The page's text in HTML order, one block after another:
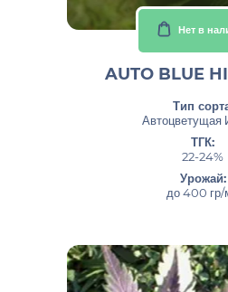
Нет в
AUTO BLUE
Тип
Автоцветущая
ТГК:
22-24%
Урожай:
до 400 гр/